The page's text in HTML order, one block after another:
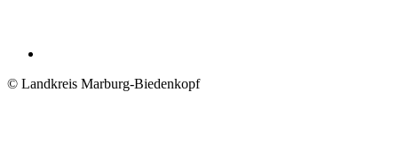
© Landkreis Marburg-Biedenkopf